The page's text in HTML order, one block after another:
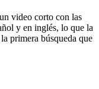
video corto con las
y en inglés, lo que la
primera búsqueda que